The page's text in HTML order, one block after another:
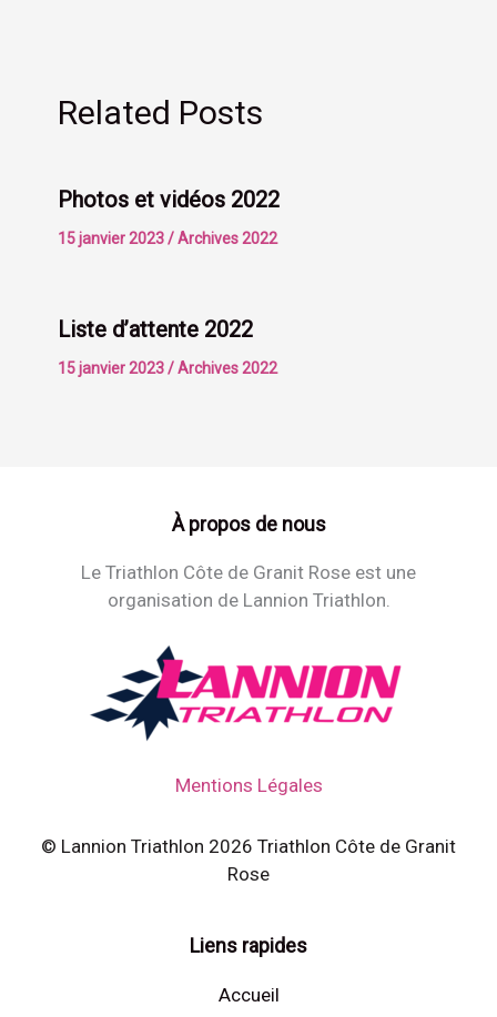
Related Posts
Photos et vidéos 2022
15 janvier 2023/Archives 2022
Liste d’attente 2022
15 janvier 2023/Archives 2022
À propos de nous
Le Triathlon Côte de Granit Rose est une
organisation de Lannion Triathlon.
Mentions Légales
© Lannion Triathlon 2026 Triathlon Côte de Granit
Rose
Liens rapides
Accueil